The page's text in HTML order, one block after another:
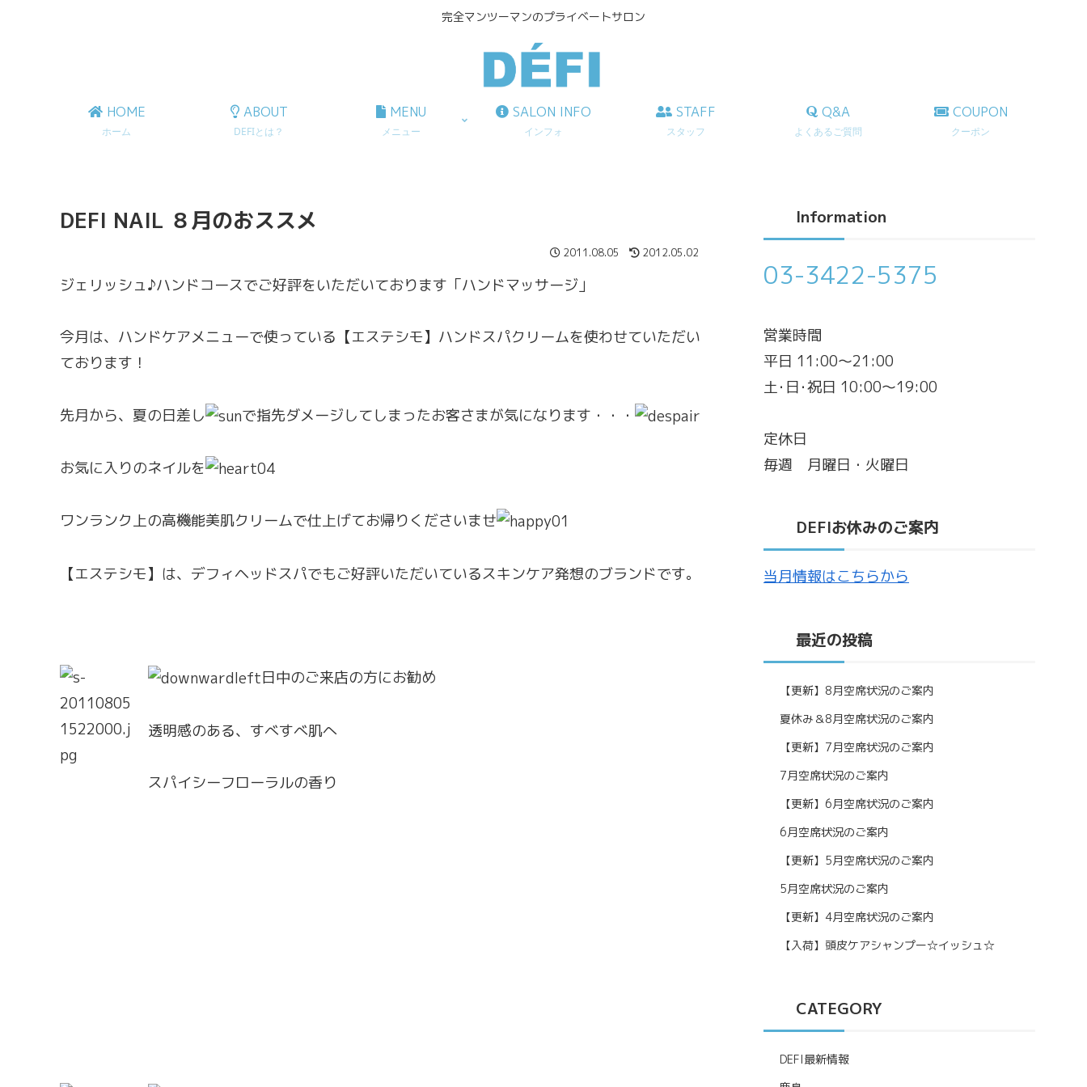
完全マンツーマンのプライベートサロン
HOME
ホーム
ABOUT
DEFIとは？
MENU
メニュー
SALON INFO
インフォ
STAFF
スタッフ
Q&A
よくあるご質問
COUPON
クーポン
DEFI NAIL ８月のおススメ
2011.08.05 2012.05.02
ジェリッシュ♪ハンドコースでご好評をいただいております「ハンドマッサージ」
今月は、ハンドケアメニューで使っている【エステシモ】ハンドスパクリームを使わせていただい
ております！
先月から、夏の日差し で指先ダメージしてしまったお客さまが気になります・・・
お気に入りのネイルを
ワンランク上の高機能美肌クリームで仕上げてお帰りくださいませ
【エステシモ】は、デフィヘッドスパでもご好評いただいているスキンケア発想のブランドです。
日中のご来店の方にお勧め
透明感のある、すべすべ肌へ
スパイシーフローラルの香り
Information
03-3422-5375
営業時間
平日 11:00～21:00
土･日･祝日 10:00～19:00
定休日
毎週 月曜日・火曜日
DEFIお休みのご案内
当月情報はこちらから
最近の投稿
【更新】8月空席状況のご案内
夏休み＆8月空席状況のご案内
【更新】7月空席状況のご案内
7月空席状況のご案内
【更新】6月空席状況のご案内
6月空席状況のご案内
【更新】5月空席状況のご案内
5月空席状況のご案内
【更新】4月空席状況のご案内
【入荷】頭皮ケアシャンプー☆イッシュ☆
CATEGORY
DEFI最新情報